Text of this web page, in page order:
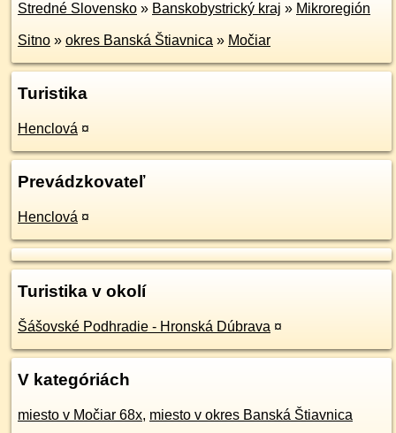
Stredné Slovensko » Banskobystrický kraj » Mikroregión
Sitno » okres Banská Štiavnica » Močiar
Turistika
Henclová ¤
Prevádzkovateľ
Henclová ¤
Turistika v okolí
Šášovské Podhradie - Hronská Dúbrava ¤
V kategóriách
miesto v Močiar 68x, miesto v okres Banská Štiavnica